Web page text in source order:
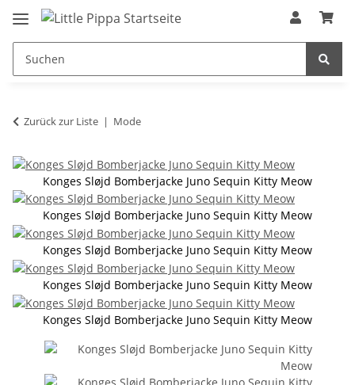
Zum Hauptinhalt springen
springen
Zurück zur Liste Mode
Konges Sløjd Bomberjacke Juno Sequin Kitty Meow
Konges Sløjd Bomberjacke Juno Sequin Kitty Meow
Konges Sløjd Bomberjacke Juno Sequin Kitty Meow
Konges Sløjd Bomberjacke Juno Sequin Kitty Meow
Konges Sløjd Bomberjacke Juno Sequin Kitty Meow